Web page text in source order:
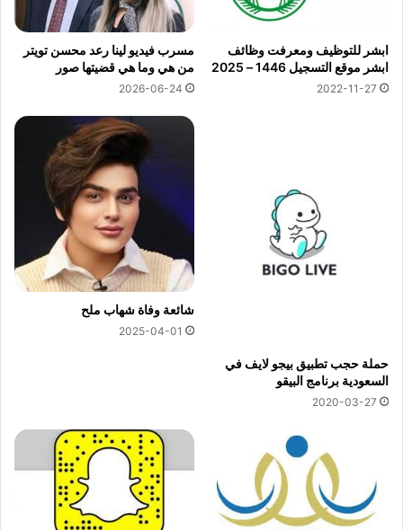
ابشر للتوظيف ومعرفت وظائف
ابشر موقع التسجيل 1446 – 2025
2022-11-27
مسرب فيديو لينا رعد محسن تويتر
من هي وما هي قضيتها صور
2026-06-24
حملة حجب تطبيق بيجو لايف في
السعودية برنامج البيقو
2020-03-27
شائعة وفاة شهاب ملح
2025-04-01